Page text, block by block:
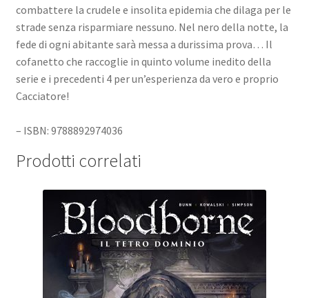
combattere la crudele e insolita epidemia che dilaga per le
strade senza risparmiare nessuno. Nel nero della notte, la
fede di ogni abitante sarà messa a durissima prova… Il
cofanetto che raccoglie in quinto volume inedito della
serie e i precedenti 4 per un’esperienza da vero e proprio
Cacciatore!
– ISBN: 9788892974036
Prodotti correlati